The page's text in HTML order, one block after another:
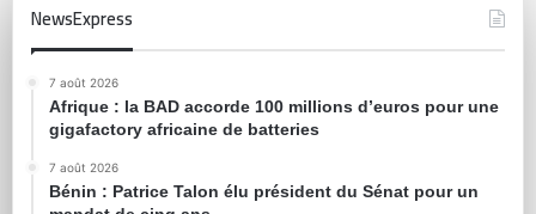
NewsExpress
7 août 2026
Afrique : la BAD accorde 100 millions d’euros pour une
gigafactory africaine de batteries
7 août 2026
Bénin : Patrice Talon élu président du Sénat pour un